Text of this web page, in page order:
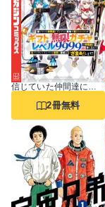
信じていた仲間達にダンジョン奥地で殺されかけたがギフト『無限ガチャ』でレベル9999の仲間達を手に入れて元パーティーメンバーと世界に復讐＆『ざまぁ！』します！
2冊無料